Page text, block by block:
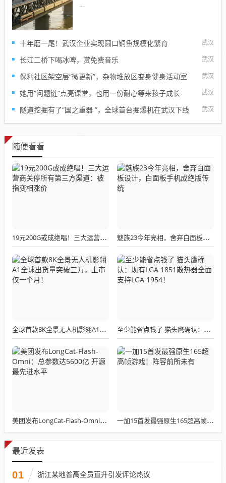
...
武汉
十年磨一尾！武汉企业实现圆口铜鱼规模化繁育
武汉
长江二桥下喝冰啤，赏免费音乐
武汉
保利社区架空层“微更新”，杂物堆放区变身健身活动室
武汉
她用“问题链”点亮课堂，也用一份耐心等来孩子成长
武汉
隧道挖掘有了“国之重器 ”，全球首台掘爆机在武汉下线
随便看看
19元200G或成绝唱！三大运营商关停所有第三方渠道：被指变相涨价 魅族23今年亮相，舍弃白面板设计，白面板手机成绝版传统
全球首款8K全景无人机影翎A1全球出货量突破三万，上市仅一个月！ 至少能省点钱了 猫头鹰确认：现有LGA 1851散热器全面支持LGA 1954！
美团发布LongCat-Flash-Omni：总参数达5600亿 开源最先进水平 一加15首发最强原生165超高帧游戏：阵容前所未有
最近发表
01 浙江某地普高全员直升引发评论热议